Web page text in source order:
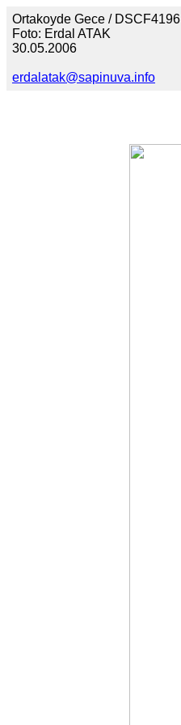
Ortakoyde Gece / DSCF4196
Foto: Erdal ATAK
30.05.2006
erdalatak@sapinuva.info